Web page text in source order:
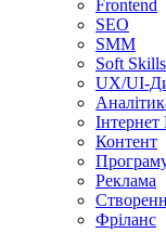
Frontend
SEO
SMM
Soft Skills
UX/UI-
Контент
Реклама
Фріланс